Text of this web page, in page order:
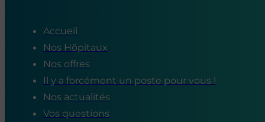
Accueil
Nos Hôpitaux
Nos offres
Il y a forcément un poste pour vous !
Nos actualités
Vos questions